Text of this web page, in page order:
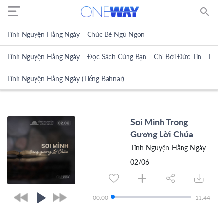
search
Tĩnh Nguyện Hằng Ngày Chúc Bé Ngủ Ngon
Tĩnh Nguyện Hằng Ngày Đọc Sách Cùng Bạn Chỉ Bởi Đức Tin
Tĩnh Nguyện Hằng Ngày (Tiếng Bahnar)
Soi Mình Trong
Gương Lời Chúa
Tĩnh Nguyện Hằng Ngày
02/06
00:00 11:44